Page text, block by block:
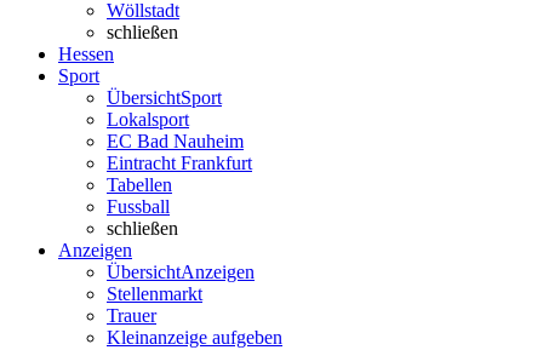
Wöllstadt
schließen
Hessen
Sport
ÜbersichtSport
Lokalsport
EC Bad Nauheim
Eintracht Frankfurt
Tabellen
Fussball
schließen
Anzeigen
ÜbersichtAnzeigen
Stellenmarkt
Trauer
Kleinanzeige aufgeben